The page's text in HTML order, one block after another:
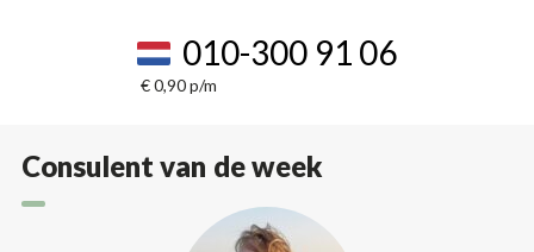
010-300 91 06
€ 0,90 p/m
Consulent van de week